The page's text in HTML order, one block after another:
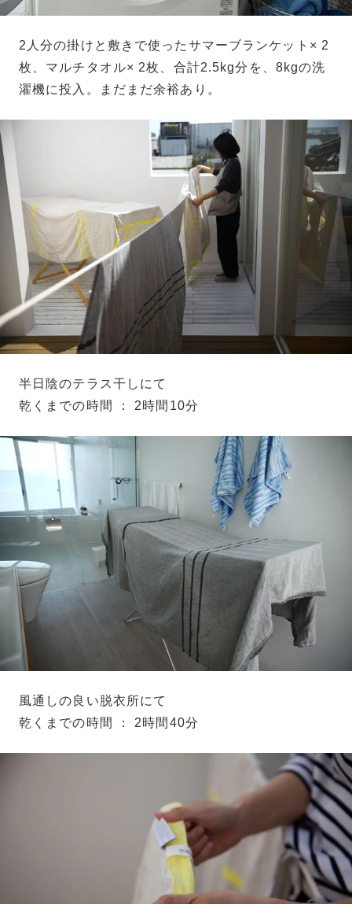
2人分の掛けと敷きで使ったサマーブランケット× 2
枚、マルチタオル× 2枚、合計2.5kg分を、8kgの洗
濯機に投入。まだまだ余裕あり。
半日陰のテラス干しにて
乾くまでの時間 ： 2時間10分
風通しの良い脱衣所にて
乾くまでの時間 ： 2時間40分